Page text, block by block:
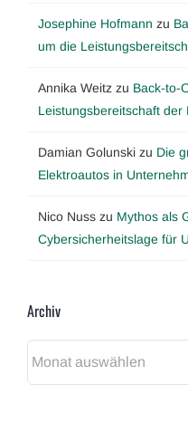
Josephine Hofmann zu
um die
Annika Weitz zu Back-to-
Leistungsbereitschaft der
Damian Golunski zu Die
Elektroautos in
Nico Nuss zu Mythos als
Cybersicherheitslage für
Archiv